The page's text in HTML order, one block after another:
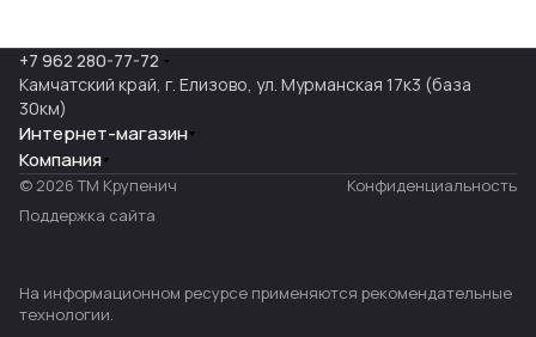
+7 962 280-77-72
Камчатский край, г. Елизово, ул. Мурманская 17к3 (база
30км)
Интернет-магазин
Компания
© 2026 ТМ Крупенич
Конфиденциальность
Поддержка сайта
На информационном ресурсе применяются рекомендательные
технологии.